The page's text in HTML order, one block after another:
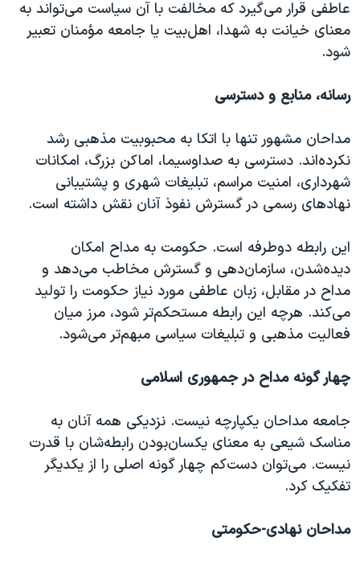
عاطفی قرار می‌گیرد که مخالفت با آن سیاست می‌تواند به
معنای خیانت به شهدا، اهل‌بیت یا جامعه مؤمنان تعبیر
شود.
رسانه، منابع و دسترسی
مداحان مشهور تنها با اتکا به محبوبیت مذهبی رشد
نکرده‌اند. دسترسی به صداوسیما، اماکن بزرگ، امکانات
شهرداری، امنیت مراسم، تبلیغات شهری و پشتیبانی
نهادهای رسمی در گسترش نفوذ آنان نقش داشته است.
این رابطه دوطرفه است. حکومت به مداح امکان
دیده‌شدن، سازمان‌دهی و گسترش مخاطب می‌دهد و
مداح در مقابل، زبان عاطفی مورد نیاز حکومت را تولید
می‌کند. هرچه این رابطه مستحکم‌تر شود، مرز میان
فعالیت مذهبی و تبلیغات سیاسی مبهم‌تر می‌شود.
چهار گونه مداح در جمهوری اسلامی
جامعه مداحان یکپارچه نیست. نزدیکی همه آنان به
مناسک شیعی به معنای یکسان‌بودن رابطه‌شان با قدرت
نیست. می‌توان دست‌کم چهار گونه اصلی را از یکدیگر
تفکیک کرد.
مداحان نهادی-حکومتی